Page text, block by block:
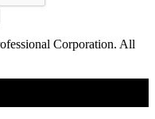
Corporation. All